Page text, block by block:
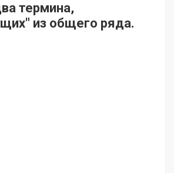
термина,
из общего ряда.